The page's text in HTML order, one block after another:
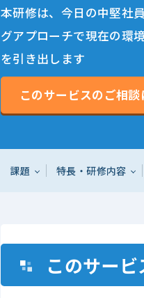
本研修は、今日の中堅社
グアプローチで現在の環
を引き出します
このサービスのご相談
課題 特長・研修内容
このサー